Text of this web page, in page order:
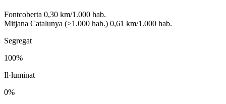
Fontcoberta 0,30 km/1.000 hab.
Mitjana Catalunya (>1.000 hab.) 0,61 km/1.000 hab.
Segregat
100%
Il·luminat
0%